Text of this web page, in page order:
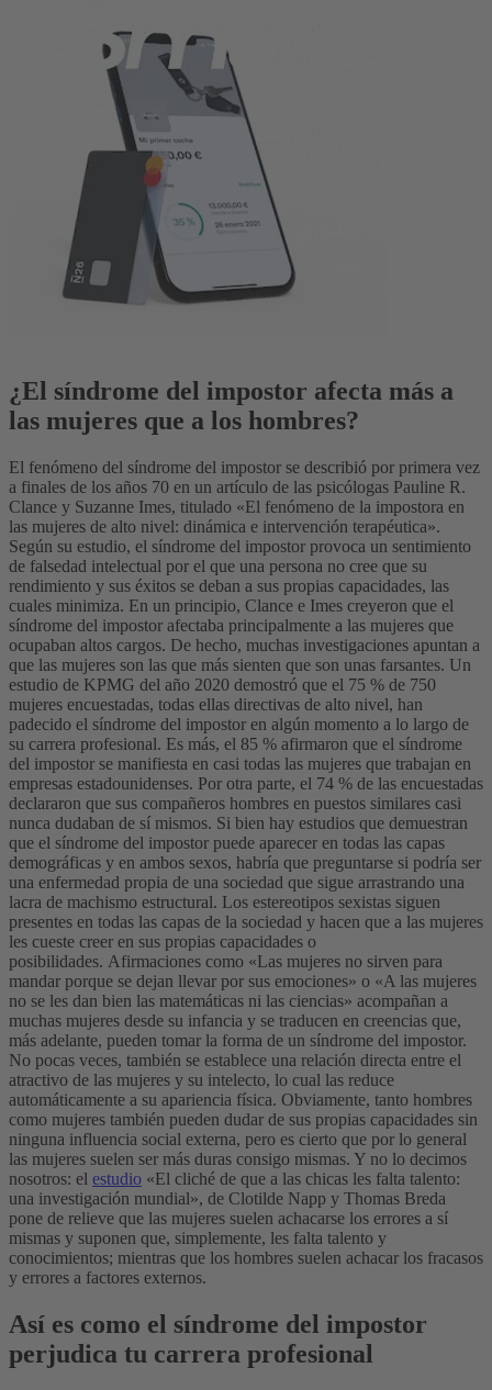
¿El síndrome del impostor afecta más a
las mujeres que a los hombres?
El fenómeno del síndrome del impostor se describió por primera vez
a finales de los años 70 en un artículo de las psicólogas Pauline R.
Clance y Suzanne Imes, titulado «El fenómeno de la impostora en
las mujeres de alto nivel: dinámica e intervención terapéutica».
Según su estudio, el síndrome del impostor provoca un sentimiento
de falsedad intelectual por el que una persona no cree que su
rendimiento y sus éxitos se deban a sus propias capacidades, las
cuales minimiza. En un principio, Clance e Imes creyeron que el
síndrome del impostor afectaba principalmente a las mujeres que
ocupaban altos cargos. De hecho, muchas investigaciones apuntan a
que las mujeres son las que más sienten que son unas farsantes. Un
estudio de KPMG del año 2020 demostró que el 75 % de 750
mujeres encuestadas, todas ellas directivas de alto nivel, han
padecido el síndrome del impostor en algún momento a lo largo de
su carrera profesional. Es más, el 85 % afirmaron que el síndrome
del impostor se manifiesta en casi todas las mujeres que trabajan en
empresas estadounidenses. Por otra parte, el 74 % de las encuestadas
declararon que sus compañeros hombres en puestos similares casi
nunca dudaban de sí mismos. Si bien hay estudios que demuestran
que el síndrome del impostor puede aparecer en todas las capas
demográficas y en ambos sexos, habría que preguntarse si podría ser
una enfermedad propia de una sociedad que sigue arrastrando una
lacra de machismo estructural. Los estereotipos sexistas siguen
presentes en todas las capas de la sociedad y hacen que a las mujeres
les cueste creer en sus propias capacidades o
posibilidades. Afirmaciones como «Las mujeres no sirven para
mandar porque se dejan llevar por sus emociones» o «A las mujeres
no se les dan bien las matemáticas ni las ciencias» acompañan a
muchas mujeres desde su infancia y se traducen en creencias que,
más adelante, pueden tomar la forma de un síndrome del impostor.
No pocas veces, también se establece una relación directa entre el
atractivo de las mujeres y su intelecto, lo cual las reduce
automáticamente a su apariencia física. Obviamente, tanto hombres
como mujeres también pueden dudar de sus propias capacidades sin
ninguna influencia social externa, pero es cierto que por lo general
las mujeres suelen ser más duras consigo mismas. Y no lo decimos
nosotros: el estudio «El cliché de que a las chicas les falta talento:
una investigación mundial», de Clotilde Napp y Thomas Breda
pone de relieve que las mujeres suelen achacarse los errores a sí
mismas y suponen que, simplemente, les falta talento y
conocimientos; mientras que los hombres suelen achacar los fracasos
y errores a factores externos.
Así es como el síndrome del impostor
perjudica tu carrera profesional